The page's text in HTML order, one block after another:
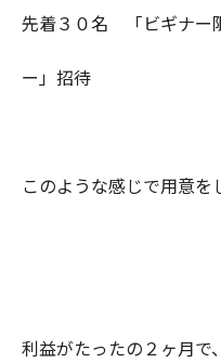
先着３０名 「ビギナー
ー」招待
このような感じで用意を
利益がたったの２ヶ月で